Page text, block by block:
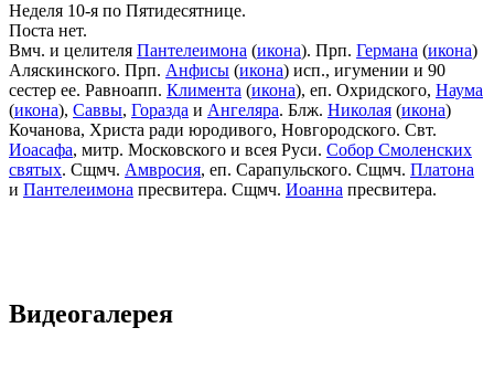
Неделя 10-я по Пятидесятнице.
Поста нет.
Вмч. и целителя Пантелеимона (икона). Прп. Германа (икона)
Аляскинского. Прп. Анфисы (икона) исп., игумении и 90
сестер ее. Равноапп. Климента (икона), еп. Охридского, Наума
(икона), Саввы, Горазда и Ангеляра. Блж. Николая (икона)
Кочанова, Христа ради юродивого, Новгородского. Свт.
Иоасафа, митр. Московского и всея Руси. Собор Смоленских
святых. Сщмч. Амвросия, еп. Сарапульского. Сщмч. Платона
и Пантелеимона пресвитера. Сщмч. Иоанна пресвитера.
Видеогалерея